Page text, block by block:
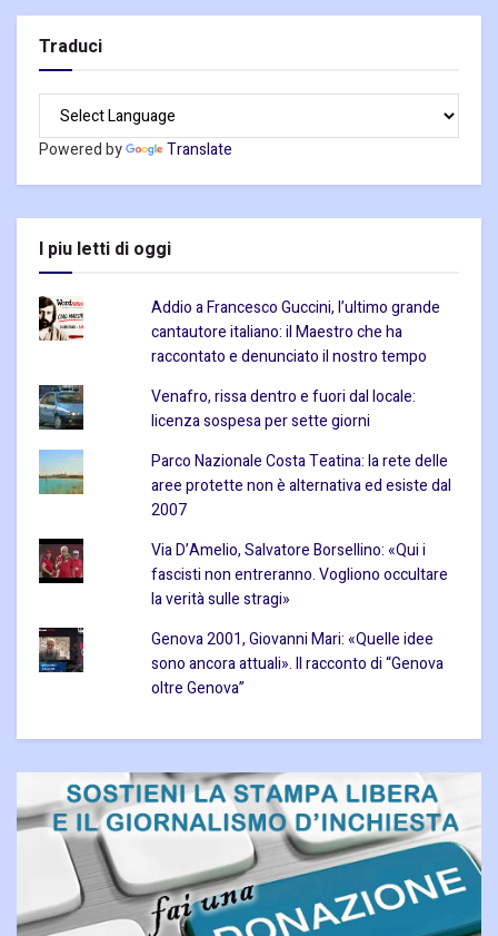
Traduci
Powered by Translate
I piu letti di oggi
Addio a Francesco Guccini, l’ultimo grande
cantautore italiano: il Maestro che ha
raccontato e denunciato il nostro tempo
Venafro, rissa dentro e fuori dal locale:
licenza sospesa per sette giorni
Parco Nazionale Costa Teatina: la rete delle
aree protette non è alternativa ed esiste dal
2007
Via D’Amelio, Salvatore Borsellino: «Qui i
fascisti non entreranno. Vogliono occultare
la verità sulle stragi»
Genova 2001, Giovanni Mari: «Quelle idee
sono ancora attuali». Il racconto di “Genova
oltre Genova”